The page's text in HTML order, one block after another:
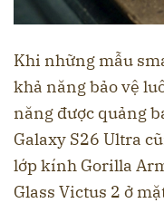
Khi những mẫu
khả năng bảo vệ
năng được quảng
Galaxy S26 Ultra
lớp kính Gorilla
Glass Victus 2 ở